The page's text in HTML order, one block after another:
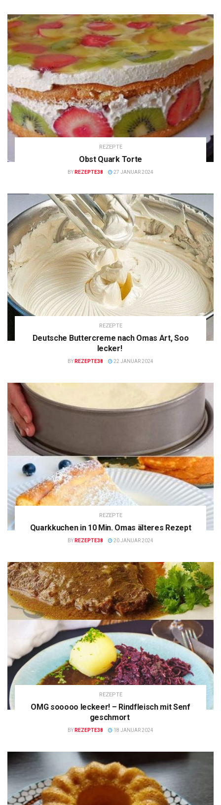
REZEPTE
Obst Quark Torte
BY REZEPTE38 27 JANUAR 2024
REZEPTE
Deutsche Buttercreme nach Omas Art, Soo
lecker!
BY REZEPTE38 22 JANUAR 2024
REZEPTE
Quarkkuchen in 10 Min. Omas älteres Rezept
BY REZEPTE38 20 JANUAR 2024
REZEPTE
OMG sooooo leckeer! – Rindfleisch mit Senf
geschmort
BY REZEPTE38 18 JANUAR 2024